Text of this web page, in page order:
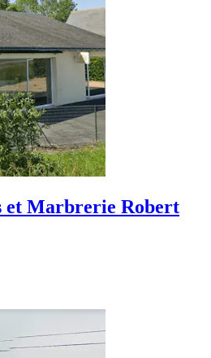
et Marbrerie Robert